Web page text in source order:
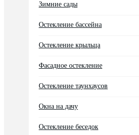
Зимние сады
Остекление бассейна
Остекление крыльца
Фасадное остекление
Остекление таунхаусов
Окна на дачу
Остекление беседок